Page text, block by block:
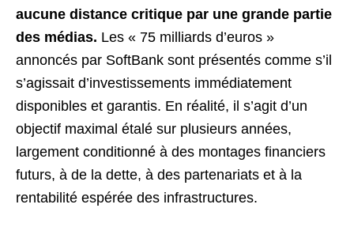
aucune distance critique par une grande partie
des médias. Les « 75 milliards d’euros »
annoncés par SoftBank sont présentés comme s’il
s’agissait d’investissements immédiatement
disponibles et garantis. En réalité, il s’agit d’un
objectif maximal étalé sur plusieurs années,
largement conditionné à des montages financiers
futurs, à de la dette, à des partenariats et à la
rentabilité espérée des infrastructures.